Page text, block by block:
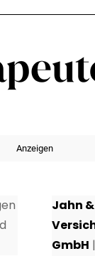
Anzeigen
Jahn
GmbH